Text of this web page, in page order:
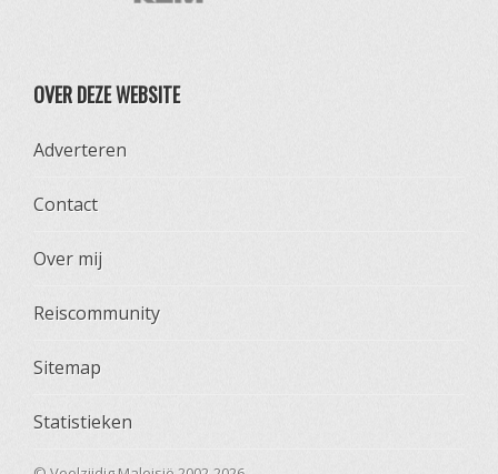
OVER DEZE WEBSITE
Adverteren
Contact
Over mij
Reiscommunity
Sitemap
Statistieken